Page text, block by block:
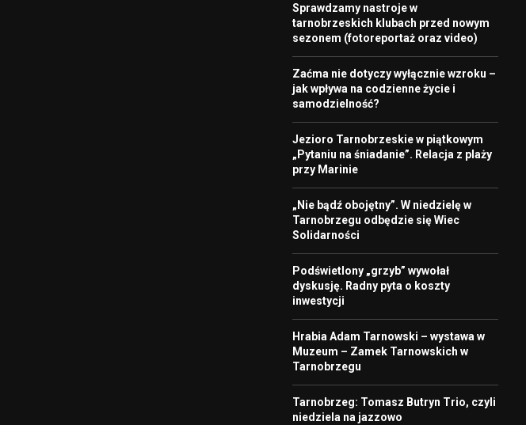
Sprawdzamy nastroje w
tarnobrzeskich klubach przed nowym
sezonem (fotoreportaż oraz video)
Zaćma nie dotyczy wyłącznie wzroku –
jak wpływa na codzienne życie i
samodzielność?
Jezioro Tarnobrzeskie w piątkowym
„Pytaniu na śniadanie”. Relacja z plaży
przy Marinie
„Nie bądź obojętny”. W niedzielę w
Tarnobrzegu odbędzie się Wiec
Solidarności
Podświetlony „grzyb” wywołał
dyskusję. Radny pyta o koszty
inwestycji
Hrabia Adam Tarnowski – wystawa w
Muzeum – Zamek Tarnowskich w
Tarnobrzegu
Tarnobrzeg: Tomasz Butryn Trio, czyli
niedziela na jazzowo